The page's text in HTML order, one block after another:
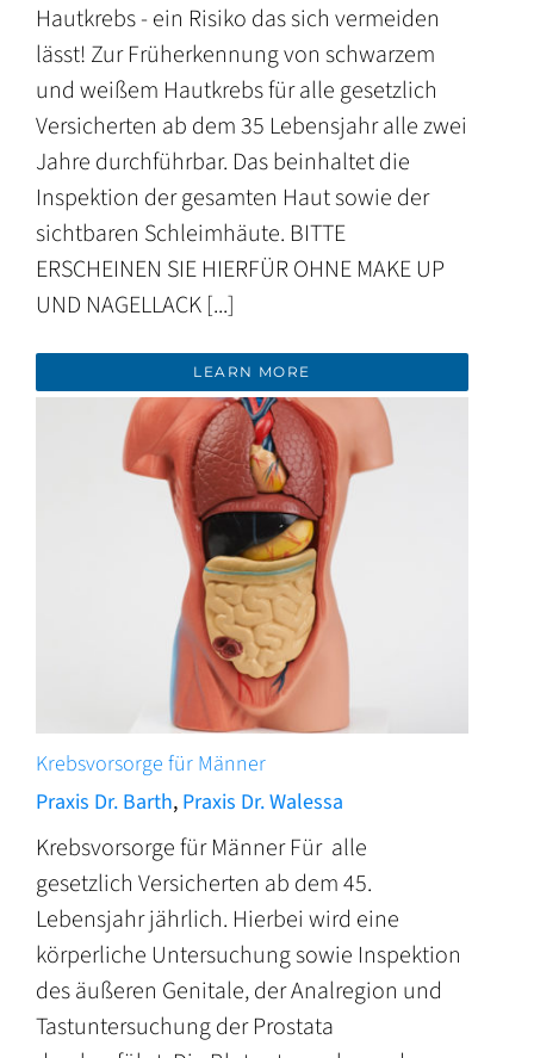
Hautkrebs - ein Risiko das sich vermeiden
lässt! Zur Früherkennung von schwarzem
und weißem Hautkrebs für alle gesetzlich
Versicherten ab dem 35 Lebensjahr alle zwei
Jahre durchführbar. Das beinhaltet die
Inspektion der gesamten Haut sowie der
sichtbaren Schleimhäute. BITTE
ERSCHEINEN SIE HIERFÜR OHNE MAKE UP
UND NAGELLACK [...]
LEARN MORE
Krebsvorsorge für Männer
Praxis Dr. Barth, Praxis Dr. Walessa
Krebsvorsorge für Männer Für alle
gesetzlich Versicherten ab dem 45.
Lebensjahr jährlich. Hierbei wird eine
körperliche Untersuchung sowie Inspektion
des äußeren Genitale, der Analregion und
Tastuntersuchung der Prostata